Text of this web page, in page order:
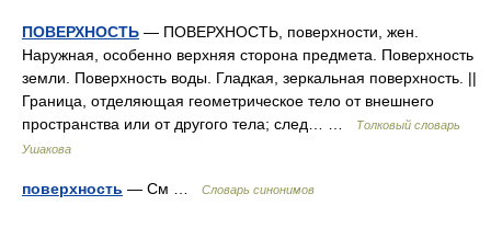
ПОВЕРХНОСТЬ — ПОВЕРХНОСТЬ, поверхности, жен.
Наружная, особенно верхняя сторона предмета. Поверхность
земли. Поверхность воды. Гладкая, зеркальная поверхность. ||
Граница, отделяющая геометрическое тело от внешнего
пространства или от другого тела; след… …
Толковый словарь
Ушакова
поверхность — См … Словарь синонимов